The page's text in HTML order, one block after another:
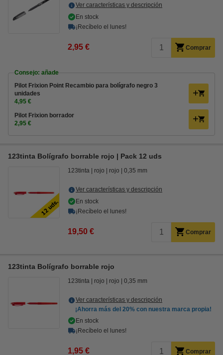
Ver características y descripción
En stock
¡Recíbelo el lunes!
2,95 € Comprar
Consejo: añade
Pilot Frixion Point Recambio para bolígrafo negro 3
unidades
4,95 €
Pilot Frixion borrador
2,95 €
123tinta Bolígrafo borrable rojo | Pack 12 uds
123tinta rojo rojo 0,35 mm
Ver características y descripción
En stock
¡Recíbelo el lunes!
19,50 € Comprar
123tinta Bolígrafo borrable rojo
123tinta rojo rojo 0,35 mm
Ver características y descripción
¡Ahorra más del 20% con nuestra marca propia!
En stock
¡Recíbelo el lunes!
1,95 € Comprar